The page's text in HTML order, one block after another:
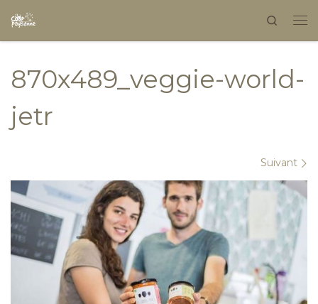
Skip to content Search
870x489_veggie-world-
jetr
Navigation dans les images
Suivant